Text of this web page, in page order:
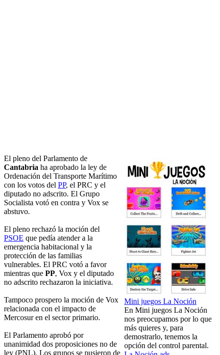
Mini juegos La Noción
En Mini juegos La Noción
nos preocupamos por lo que
más quieres y, para
demostrarlo, tenemos la
opción del control parental.
El pleno del Parlamento de
Cantabria ha aprobado la ley de
Ordenación del Transporte Marítimo
con los votos del PP, el PRC y el
diputado no adscrito. El Grupo
Socialista votó en contra y Vox se
abstuvo.
El pleno rechazó la moción del
PSOE que pedía atender a la
emergencia habitacional y la
protección de las familias
vulnerables. El PRC votó a favor
mientras que PP, Vox y el diputado
no adscrito rechazaron la iniciativa.
Tampoco prospero la moción de Vox
relacionada con el impacto de
Mercosur en el sector primario.
El Parlamento aprobó por
unanimidad dos proposiciones no de
ley (PNL). Los grupos se pusieron de